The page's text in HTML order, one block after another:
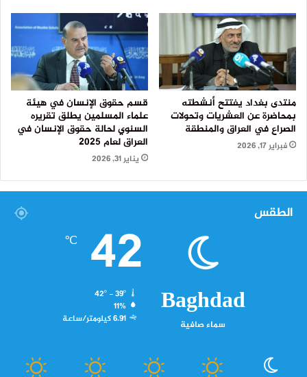
منتدى بغداد يفتتح أنشطته
بمحاضرة عن العشريات وتحولات
الصراع في العراق والمنطقة
فبراير 17, 2026
قسم حقوق الإنسان في هيئة
علماء المسلمين يطلق تقريره
السنوي لحالة حقوق الإنسان في
العراق لعام 2025
يناير 31, 2026
الطقس
Baghdad
سماء صافية
42
℃
42º - 39º
11%
6.91 كيلومتر/ساعة